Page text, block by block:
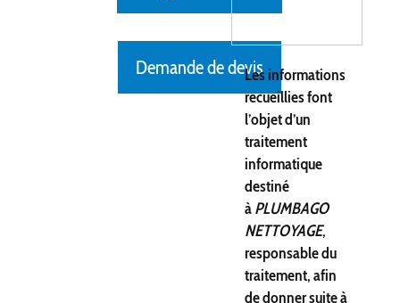
Demande de devisLes informations
recueillies font
l’objet d’un
traitement
informatique
destiné
àPLUMBAGO
NETTOYAGE,
responsable du
traitement, afin
de donner suite à